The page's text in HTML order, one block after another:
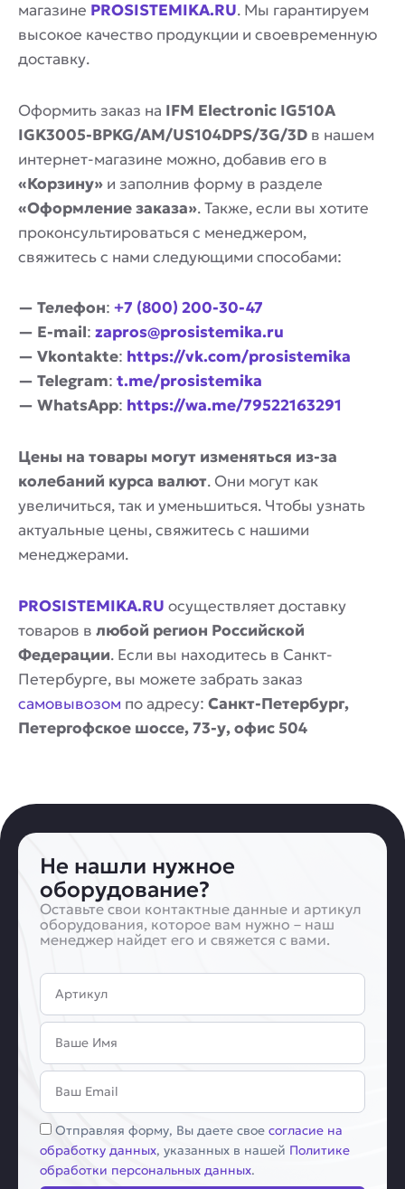
магазине PROSISTEMIKA.RU. Мы гарантируем
высокое качество продукции и своевременную
доставку.
Оформить заказ на IFM Electronic IG510A
IGK3005-BPKG/AM/US104DPS/3G/3D в нашем
интернет-магазине можно, добавив его в
«Корзину» и заполнив форму в разделе
«Оформление заказа». Также, если вы хотите
проконсультироваться с менеджером,
свяжитесь с нами следующими способами:
— Телефон: +7 (800) 200-30-47
— E-mail: zapros@prosistemika.ru
— Vkontakte: https://vk.com/prosistemika
— Telegram: t.me/prosistemika
— WhatsApp: https://wa.me/79522163291
Цены на товары могут изменяться из-за
колебаний курса валют. Они могут как
увеличиться, так и уменьшиться. Чтобы узнать
актуальные цены, свяжитесь с нашими
менеджерами.
PROSISTEMIKA.RU осуществляет доставку
товаров в любой регион Российской
Федерации. Если вы находитесь в Санкт-
Петербурге, вы можете забрать заказ
самовывозом по адресу: Санкт-Петербург,
Петергофское шоссе, 73-у, офис 504
Не нашли нужное
оборудование?
Оставьте свои контактные данные и артикул
оборудования, которое вам нужно – наш
менеджер найдет его и свяжется с вами.
Артикул
Имя
Email
Соглашение
Отправляя форму, Вы даете свое согласие на
обработку данных, указанных в нашей Политике
обработки персональных данных.